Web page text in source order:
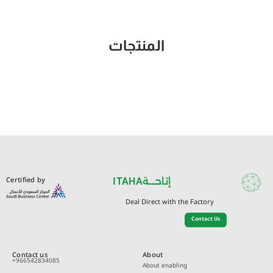
المنتجات
Contact us
+966542834085
About
About enabling
Certified by ITAHAإتاحـــة
Deal Direct with the Factory
Contact Us